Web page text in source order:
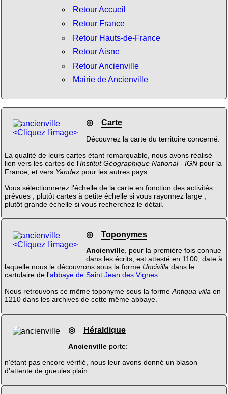
Retour Accueil
Retour France
Retour Hauts-de-France
Retour Aisne
Retour Ancienville
Mairie de Ancienville
<Cliquez l'image>
◎ Carte
Découvrez la carte du territoire concerné.
La qualité de leurs cartes étant remarquable, nous avons réalisé
lien vers les cartes de l'Institut Géographique National - IGNpour la
France, et vers Yandexpour les autres pays.
Vous sélectionnerez l'échelle de la carte en fonction des activités
prévues ; plutôt cartes à petite échelle si vous rayonnez large ;
plutôt grande échelle si vous recherchez le détail.
<Cliquez l'image>
◎ Toponymes
Ancienville, pour la première fois connue
dans les écrits, est attesté en 1100, date à
laquelle nous le découvrons sous la forme Uncivilladans le
cartulaire de l'abbaye de Saint Jean des Vignes.
Nous retrouvons ce même toponyme sous la formeAntiqua villaen
1210 dans les archives de cette même abbaye.
◎ Héraldique
Ancienvilleporte:
n'étant pas encore vérifié, nous leur avons donné un blason
d'attente de gueules plain